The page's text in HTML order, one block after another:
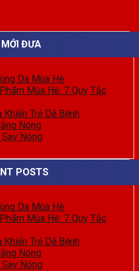
ĐƯA
Da Mùa Hè
Mùa Hè: 7 Quy Tắc
Trẻ Dễ Bệnh
Nóng
Nóng
POSTS
Da Mùa Hè
Mùa Hè: 7 Quy Tắc
Trẻ Dễ Bệnh
Nóng
Nóng